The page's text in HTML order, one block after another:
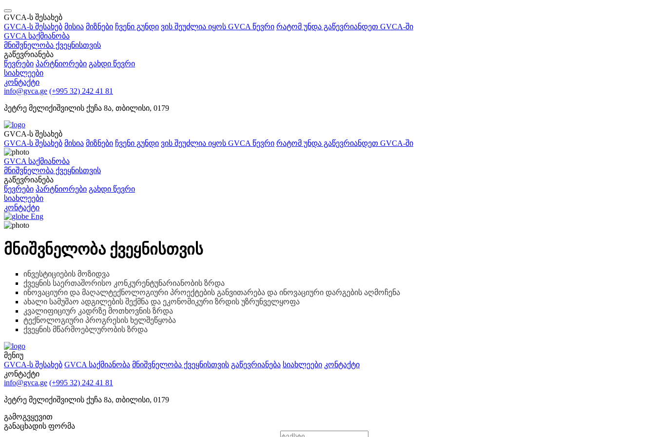
GVCA-ს შესახებ
GVCA-ს შესახებ მისია მიზნები ჩვენი გუნდი ვის შეუძლია იყოს GVCA წევრი რატომ უნდა გაწევრიანდეთ GVCA-ში
GVCA საქმიანობა
მნიშვნელობა ქვეყნისთვის
გაწევრიანება
წევრები პარტნიორები გახდი წევრი
სიახლეები
კონტაქტი
info@gvca.ge (+995 32) 242 41 81
პეტრე მელიქიშვილის ქუჩა 8ა, თბილისი, 0179
GVCA-ს შესახებ
GVCA-ს შესახებ მისია მიზნები ჩვენი გუნდი ვის შეუძლია იყოს GVCA წევრი რატომ უნდა გაწევრიანდეთ GVCA-ში
GVCA საქმიანობა
მნიშვნელობა ქვეყნისთვის
გაწევრიანება
წევრები პარტნიორები გახდი წევრი
სიახლეები
კონტაქტი
Eng
მნიშვნელობა ქვეყნისთვის
ინვესტიციების მოზიდვა
ქვეყნის საერთაშორისო კონკურენტუნარიანობის ზრდა
ინოვაციური და მაღალტექნოლოგიური პროექტების განვითარება და ინოვაციური დარგების აღმოჩენა
ახალი სამუშაო ადგილების შექმნა და ეკონომიკური ზრდის უზრუნველყოფა
კვალიფიციურ კადრზე მოთხოვნის ზრდა
ტექნოლოგიური პროგრესის ხელშეწყობა
ქვეყნის მწარმოებლურობის ზრდა
მენიუ
GVCA-ს შესახებ GVCA საქმიანობა მნიშვნელობა ქვეყნისთვის გაწევრიანება სიახლეები კონტაქტი
კონტაქტი
info@gvca.ge (+995 32) 242 41 81
პეტრე მელიქიშვილის ქუჩა 8ა, თბილისი, 0179
გამოგვყევით
განაცხადის ფორმა